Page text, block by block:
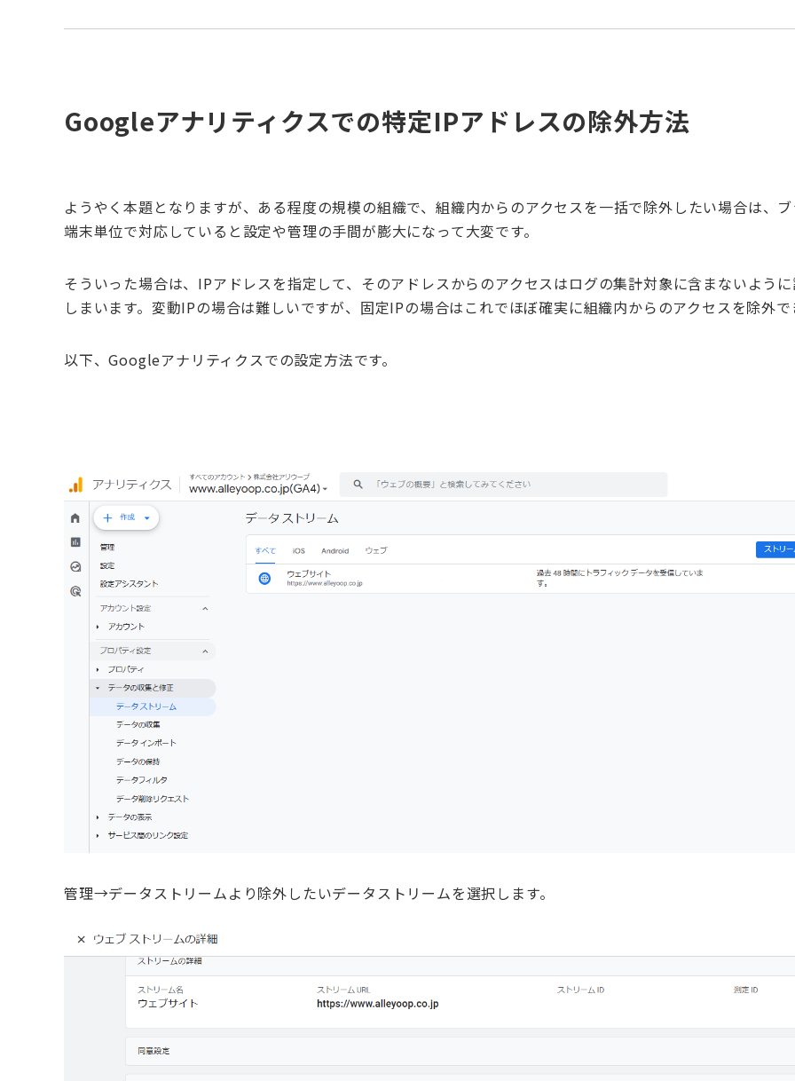
Googleアナリティクスでの特定IPアドレスの除外方法
ようやく本題となりますが、ある程度の規模の組織で、組織内からのアクセスを一括で除外したい場合は、
端末単位で対応していると設定や管理の手間が膨大になって大変です。
そういった場合は、IPアドレスを指定して、そのアドレスからのアクセスはログの集計対象に含まないよう
しまいます。変動IPの場合は難しいですが、固定IPの場合はこれでほぼ確実に組織内からのアクセスを除外で
以下、Googleアナリティクスでの設定方法です。
管理→データストリームより除外したいデータストリームを選択します。